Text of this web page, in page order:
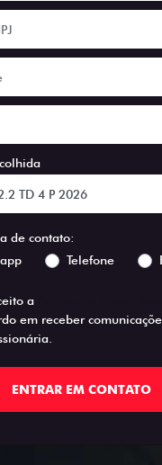
de contato:
Telefone
a
em receber
ENTRAR EM CONTATO